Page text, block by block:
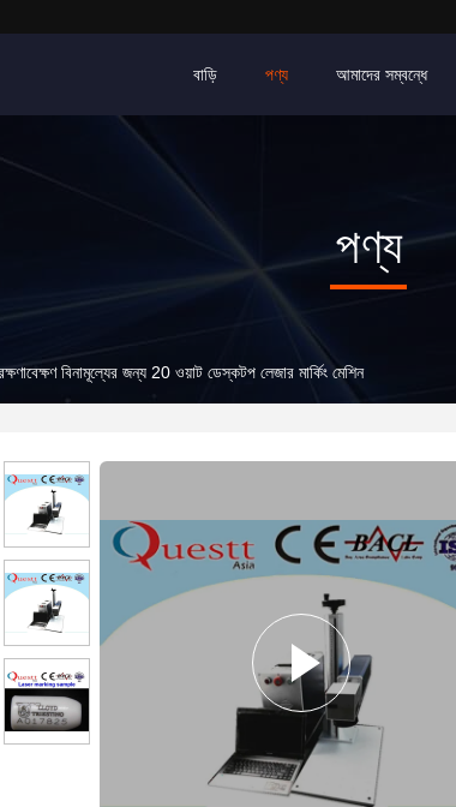
বাড়ি পণ্য আমাদের সম্বন্ধে
পণ্য
বিনামূল্যের জন্য 20 ওয়াট ডেস্কটপ লেজার মার্কিং মেশিন